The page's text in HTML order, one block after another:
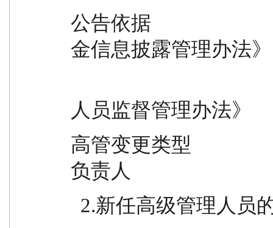
公告依据
金信息披露管理办法
人员监督管理办法》
高管变更类型
负责人
2.新任高级管理人员